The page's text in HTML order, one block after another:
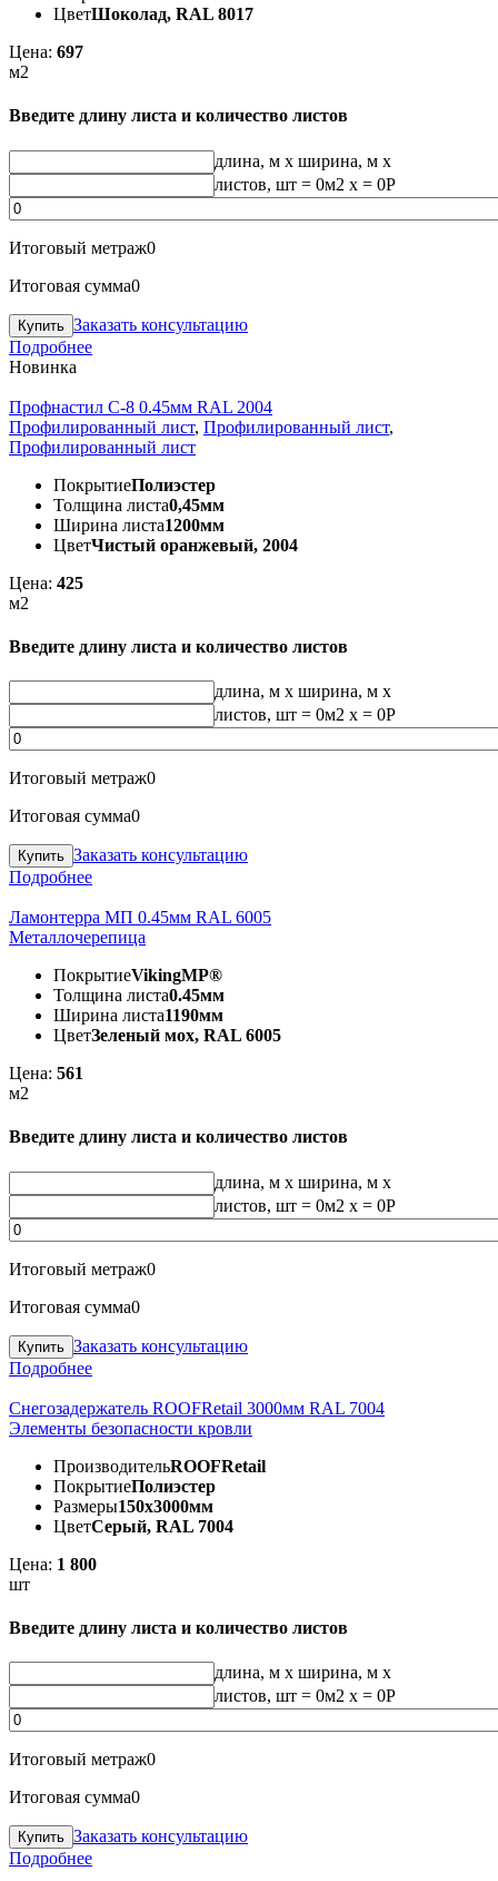
ЦветШоколад, RAL 8017
Цена: 697
м2
Введите длину листа и количество листов
длина, м x ширина, м x
листов, шт = 0м2 x = 0Р
Итоговый метраж0
Итоговая сумма0
Заказать консультацию
Подробнее
Новинка
Профнастил С-8 0.45мм RAL 2004
Профилированный лист, Профилированный лист,
Профилированный лист
ПокрытиеПолиэстер
Толщина листа0,45мм
Ширина листа1200мм
ЦветЧистый оранжевый, 2004
Цена: 425
м2
Введите длину листа и количество листов
длина, м x ширина, м x
листов, шт = 0м2 x = 0Р
Итоговый метраж0
Итоговая сумма0
Заказать консультацию
Подробнее
Ламонтерра МП 0.45мм RAL 6005
Металлочерепица
ПокрытиеVikingMP®
Толщина листа0.45мм
Ширина листа1190мм
ЦветЗеленый мох, RAL 6005
Цена: 561
м2
Введите длину листа и количество листов
длина, м x ширина, м x
листов, шт = 0м2 x = 0Р
Итоговый метраж0
Итоговая сумма0
Заказать консультацию
Подробнее
Снегозадержатель ROOFRetail 3000мм RAL 7004
Элементы безопасности кровли
ПроизводительROOFRetail
ПокрытиеПолиэстер
Размеры150х3000мм
ЦветСерый, RAL 7004
Цена: 1 800
шт
Введите длину листа и количество листов
длина, м x ширина, м x
листов, шт = 0м2 x = 0Р
Итоговый метраж0
Итоговая сумма0
Заказать консультацию
Подробнее